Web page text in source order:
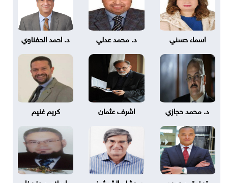
اسماء حسني د. محمد عدلي د. احمد الحفناوي
د. محمد حجازي اشرف عثمان كريم غنيم